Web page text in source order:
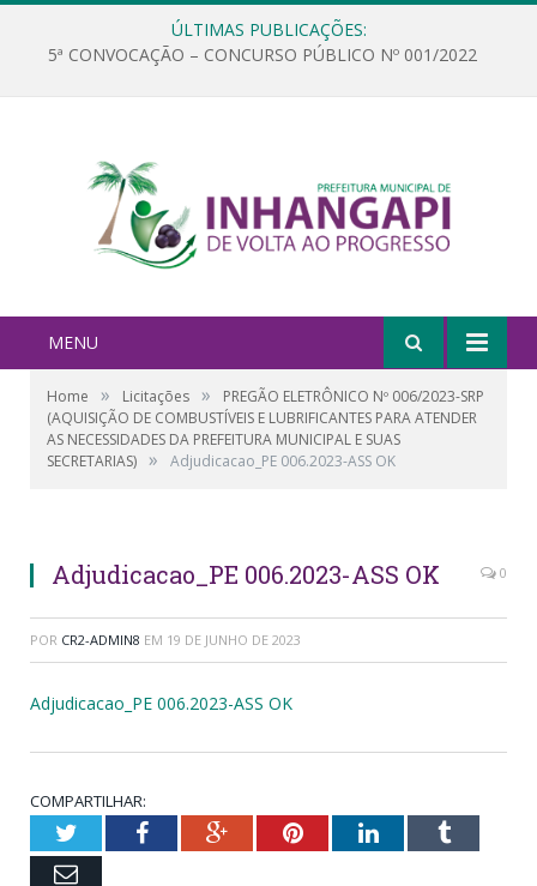
ÚLTIMAS PUBLICAÇÕES:
5ª CONVOCAÇÃO – CONCURSO PÚBLICO Nº 001/2022
MENU
Home » Licitações »
PREGÃO ELETRÔNICO Nº 006/2023-SRP
(AQUISIÇÃO DE COMBUSTÍVEIS E LUBRIFICANTES PARA ATENDER
AS NECESSIDADES DA PREFEITURA MUNICIPAL E SUAS
SECRETARIAS) » Adjudicacao_PE 006.2023-ASS OK
Adjudicacao_PE 006.2023-ASS OK 0
POR CR2-ADMIN8 EM 19 DE JUNHO DE 2023
Adjudicacao_PE 006.2023-ASS OK
COMPARTILHAR:
TwitterFacebookGoogle+PinterestLinkedInTumblr
Email